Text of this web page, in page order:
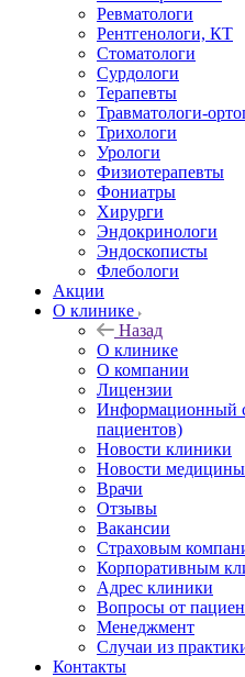
Ревматологи
Рентгенологи, КТ
Стоматологи
Сурдологи
Терапевты
Травматологи-
Трихологи
Урологи
Физиотерапевты
Фониатры
Хирурги
Эндокринологи
Эндоскописты
Флебологи
Акции
О клинике
Назад
О клинике
О компании
Лицензии
Информационный
пациентов)
Новости клиники
Новости медицины
Врачи
Отзывы
Вакансии
Страховым
Корпоративным
Адрес клиники
Вопросы от
Менеджмент
Случаи из
Контакты